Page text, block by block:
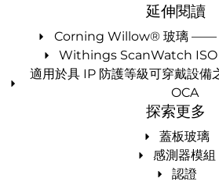
延伸閱讀
Corning Willow® 玻璃 ——
Withings ScanWatch ISO
適用於具 IP 防護等級可穿戴設
OCA
探索更多
蓋板玻璃
感測器模組
認證